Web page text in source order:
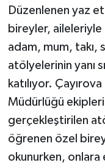
Düzenlenen yaz
bireyler, aileleriyle
adam, mum, takı,
atölyelerinin yanı
katılıyor.
Müdürlüğü
gerçekleştirilen
öğrenen özel
okunurken, onlara